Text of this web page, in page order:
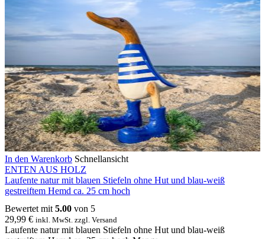
In den Warenkorb Schnellansicht
ENTEN AUS HOLZ
Laufente natur mit blauen Stiefeln ohne Hut und blau-weiß
gestreiftem Hemd ca. 25 cm hoch
Bewertet mit 5.00 von 5
29,99 € inkl. MwSt. zzgl. Versand
Laufente natur mit blauen Stiefeln ohne Hut und blau-weiß